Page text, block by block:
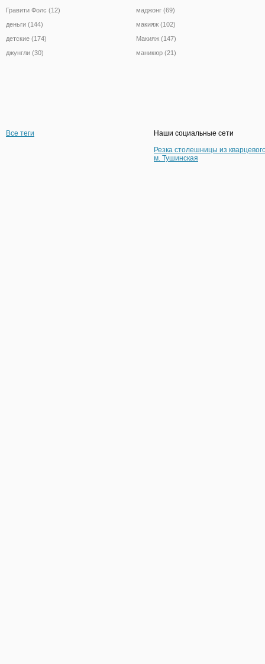
Гравити Фолс (12)
деньги (144)
детские (174)
джунгли (30)
маджонг (69)
макияж (102)
Макияж (147)
маникюр (21)
Все теги
Наши социальные сети
Резка столешницы из
м. Тушинская